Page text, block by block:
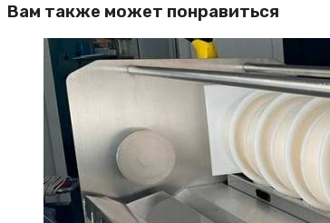
Вам также может понравиться